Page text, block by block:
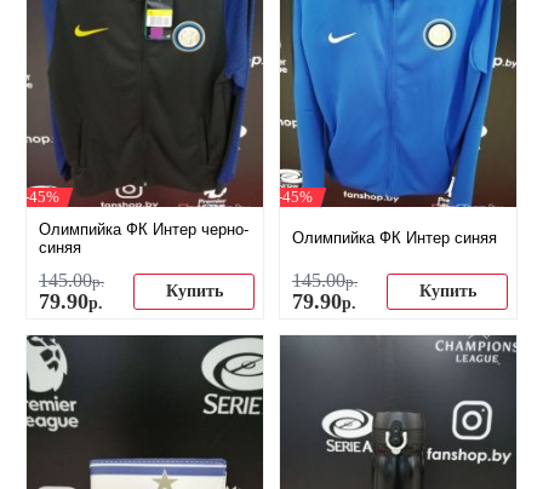
-45%
Олимпийка ФК Интер черно-
синяя
145.00р.
79.90р.
Купить
-45%
Олимпийка ФК Интер синяя
145.00р.
79.90р.
Купить